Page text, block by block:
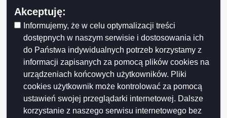
Akceptuję:
Informujemy, że w celu optymalizacji treści
dostępnych w naszym serwisie i dostosowania ich
do Państwa indywidualnych potrzeb korzystamy z
informacji zapisanych za pomocą plików cookies na
urządzeniach końcowych użytkowników. Pliki
cookies użytkownik może kontrolować za pomocą
ustawień swojej przeglądarki internetowej. Dalsze
korzystanie z naszego serwisu internetowego bez
sprawie
kształtowania
wynagrodzeń.pdf
Miasta Suwałk
Wytwarzający/odpowiadający:
Data wytworzenia:2025-06-10
Wprowadzający:Adam Tyczkowski
Data wprowadzenia:2012-03-19
Data modyfikacji:2025-06-10
Opublikował:Adam Tyczkowski
Data publikacji:2012-03-19